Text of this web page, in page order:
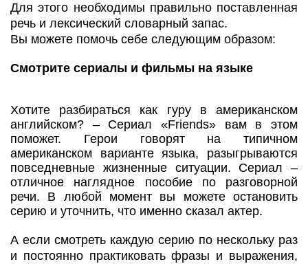
Для этого необходимы правильно поставленная
речь и лексический словарный запас.
Вы можете помочь себе следующим образом:
Смотрите сериалы и фильмы на языке
Хотите разбираться как гуру в американском
английском? – Сериал «Friends» вам в этом
поможет. Герои говорят на типичном
американском варианте языка, разыгрываются
повседневные жизненные ситуации. Сериал –
отличное наглядное пособие по разговорной
речи. В любой момент вы можете остановить
серию и уточнить, что именно сказал актер.
А если смотреть каждую серию по нескольку раз
и постоянно практиковать фразы и выражения,